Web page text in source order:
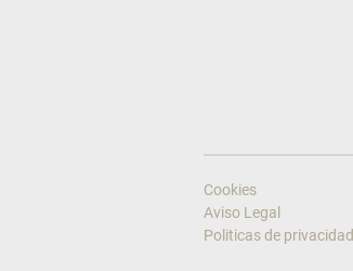
Cookies
Aviso Legal
Politicas de privacidad